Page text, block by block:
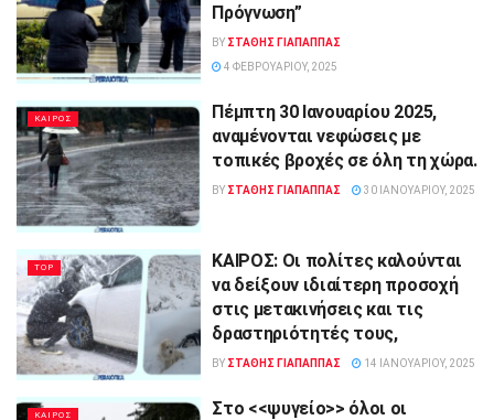
Πρόγνωση”
BY ΣΤΑΘΗΣ ΓΊΑΠΑΠΠΑΣ
4 ΦΕΒΡΟΥΑΡΊΟΥ, 2025
ΚΑΙΡΟΣ
Πέμπτη 30 Ιανουαρίου 2025,
αναμένονται νεφώσεις με
τοπικές βροχές σε όλη τη χώρα.
BY ΣΤΑΘΗΣ ΓΊΑΠΑΠΠΑΣ 30 ΙΑΝΟΥΑΡΊΟΥ, 2025
TOP
ΚΑΙΡΟΣ: Οι πολίτες καλούνται
να δείξουν ιδιαίτερη προσοχή
στις μετακινήσεις και τις
δραστηριότητές τους,
BY ΣΤΑΘΗΣ ΓΊΑΠΑΠΠΑΣ 14 ΙΑΝΟΥΑΡΊΟΥ, 2025
ΚΑΙΡΟΣ
Στο <<ψυγείο>> όλοι οι